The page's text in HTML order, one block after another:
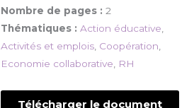
Nombre de pages : 2
Thématiques : Action éducative
Activités et emplois, Coopération
Economie collaborative
RH
Télécharger le document